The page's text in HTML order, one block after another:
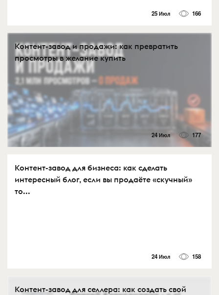
25 Июл 166
Контент-завод и продажи: как превратить
просмотры в желание купить
24 Июл 177
Контент-завод для бизнеса: как сделать
интересный блог, если вы продаёте «скучный»
то...
24 Июл 158
Контент-завод для селлера: как создать свой